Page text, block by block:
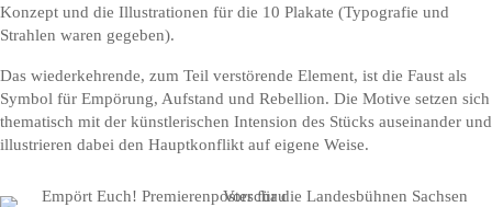
Konzept und die Illustrationen für die 10 Plakate (Typografie und
Strahlen waren gegeben).
Das wiederkehrende, zum Teil verstörende Element, ist die Faust als
Symbol für Empörung, Aufstand und Rebellion. Die Motive setzen sich
thematisch mit der künstlerischen Intension des Stücks auseinander und
illustrieren dabei den Hauptkonflikt auf eigene Weise.